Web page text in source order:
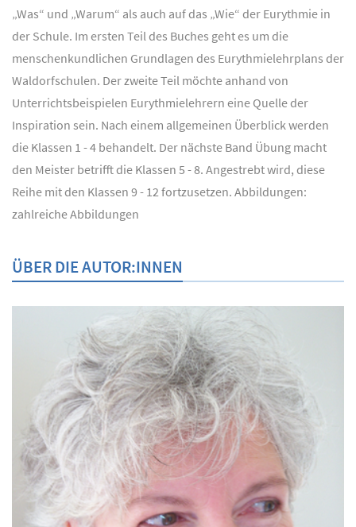
„Was“ und „Warum“ als auch auf das „Wie“ der Eurythmie in
der Schule. Im ersten Teil des Buches geht es um die
menschenkundlichen Grundlagen des Eurythmielehrplans der
Waldorfschulen. Der zweite Teil möchte anhand von
Unterrichtsbeispielen Eurythmielehrern eine Quelle der
Inspiration sein. Nach einem allgemeinen Überblick werden
die Klassen 1 - 4 behandelt. Der nächste Band Übung macht
den Meister betrifft die Klassen 5 - 8. Angestrebt wird, diese
Reihe mit den Klassen 9 - 12 fortzusetzen. Abbildungen:
zahlreiche Abbildungen
ÜBER DIE AUTOR:INNEN